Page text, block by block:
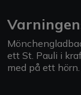
ett St. Pauli i
med på ett hörn.